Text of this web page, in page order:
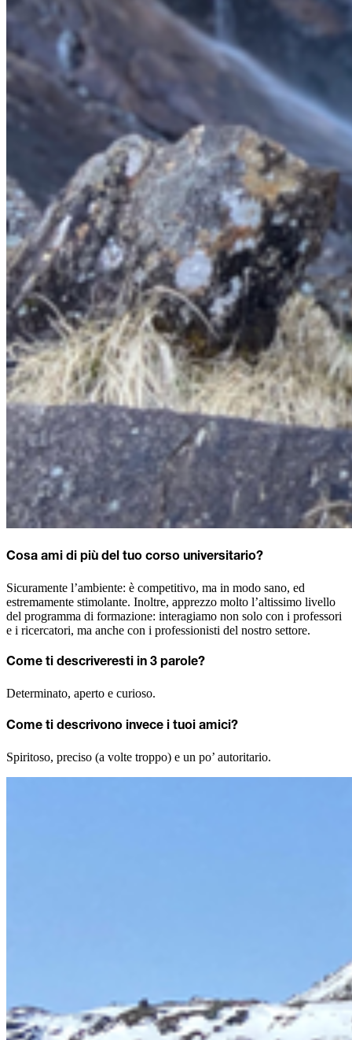
Cosa ami di più del tuo corso universitario?
Sicuramente l’ambiente: è competitivo, ma in modo sano, ed
estremamente stimolante. Inoltre, apprezzo molto l’altissimo livello
del programma di formazione: interagiamo non solo con i professori
e i ricercatori, ma anche con i professionisti del nostro settore.
Come ti descriveresti in 3 parole?
Determinato, aperto e curioso.
Come ti descrivono invece i tuoi amici?
Spiritoso, preciso (a volte troppo) e un po’ autoritario.